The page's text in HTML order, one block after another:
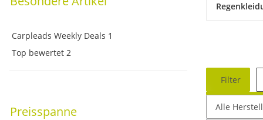
Filter
Alle
Carpleads Weekly Deals 1
Top bewertet 2
Preisspanne